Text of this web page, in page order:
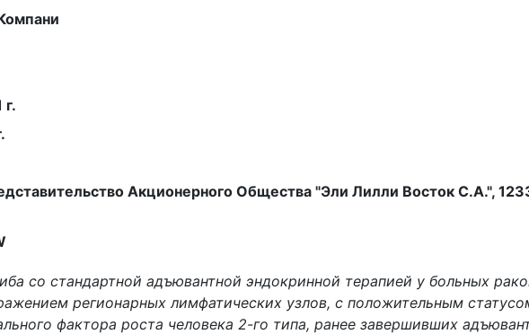
г.
Акционерного Общества "Эли Лилли Восток С.А.",
со стандартной адъювантной эндокринной терапией у больных
регионарных лимфатических узлов, с положительным
фактора роста человека 2-го типа, ранее завершивших